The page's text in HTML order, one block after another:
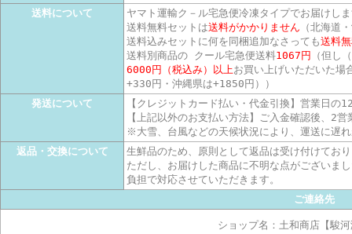
送料について
ヤマト運輸ク－ル宅急便冷凍タイプでお届けし
送料無料セットは送料がかかりません （北海道
送料込みセットに何を同梱追加なさっても送料
送料別商品の クール宅急便送料1067円
（但し
6000円（税込み）以上お買い上げいただいた場
+330円・沖縄県は+1850円））
発送について
【クレジットカード払い・代金引換】営業日の
【上記以外のお支払い方法】ご入金確認後、2営
※大雪、台風などの天候状況により、運送に遅
返品・交換について
生鮮品のため、原則として返品は受け付けてお
ただし、お届けした商品に不明な点がございま
負担で対応させていただきます。
ご連絡先
ショップ名：土和商店【駿